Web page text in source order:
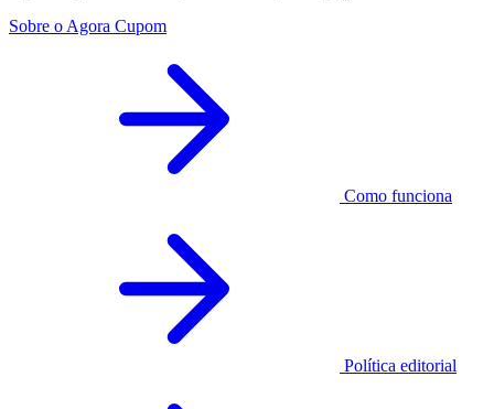
Sobre o Agora Cupom
Como funciona
Política editorial